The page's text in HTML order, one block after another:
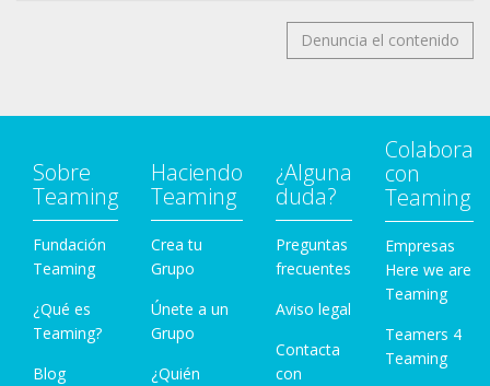
https://www.facebook.com/CV.Carters/posts/1801
Animal/photos/a.2236623459760239/23098169057
74227/
15
https://www.facebook.com/groups/177705540592
3303/permalink/1849081312054045/
16
https://www.facebook.com/groups/177705540592
3303/permalink/2522574434704726/
Denuncia el contenido
Sobre
Teaming
Fundación
Teaming
¿Qué es
Teaming?
Blog
Haciendo
Teaming
Crea tu
Grupo
Únete a un
Grupo
¿Quién
¿Alguna
duda?
Preguntas
frecuentes
Aviso legal
Contacta
con
Colabora
con
Teaming
Empresas
Here we are
Teaming
Teamers 4
Teaming